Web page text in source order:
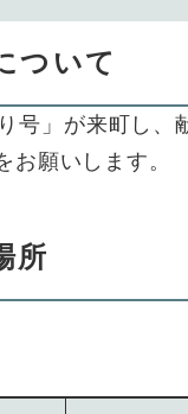
ついて
号」が来町し、
願いします。
所